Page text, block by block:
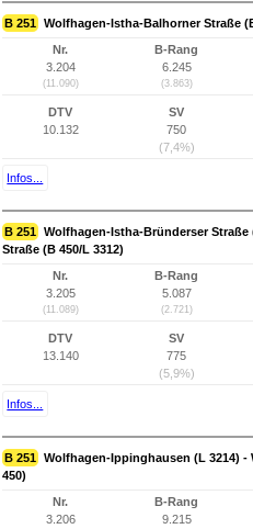
B 251 Wolfhagen-Istha-Balhorner Straße
Nr.
3.204
(11.090)
B-Rang
6.245
(3.863)
DTV
10.132
SV
750
(7,4%)
Infos...
B 251 Wolfhagen-Istha-Bründerser
Straße (B 450/L 3312)
Nr.
3.205
(11.089)
B-Rang
5.087
(2.721)
DTV
13.140
SV
775
(5,9%)
Infos...
B 251 Wolfhagen-Ippinghausen (L 3214)
450)
Nr.
3.206
B-Rang
9.215